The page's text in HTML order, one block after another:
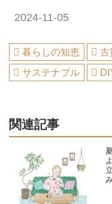
2024-11-05
暮らしの知恵 古
サステナブル
関連記事